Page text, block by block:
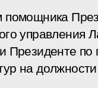
помощника
управления
Президенте по
на